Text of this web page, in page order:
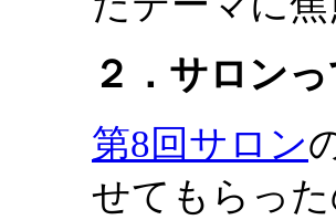
２．サロン
第8回サロン
せてもらっ